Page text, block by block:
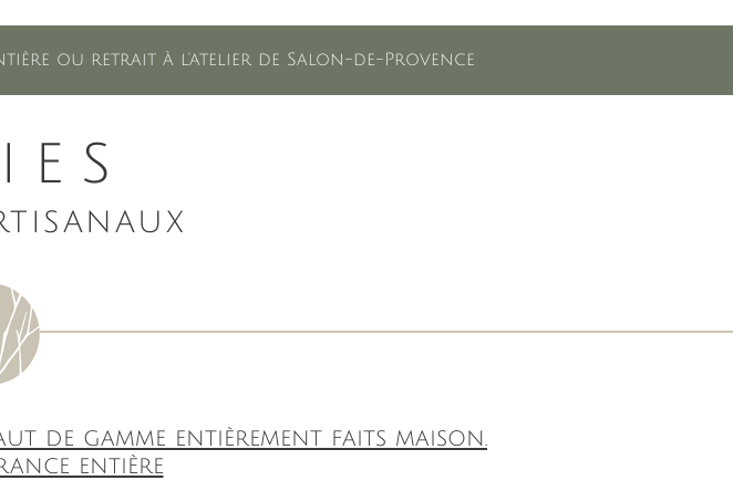
ou retrait à l'atelier de Salon-de-Provence
de gamme entièrement faits maison.
entière